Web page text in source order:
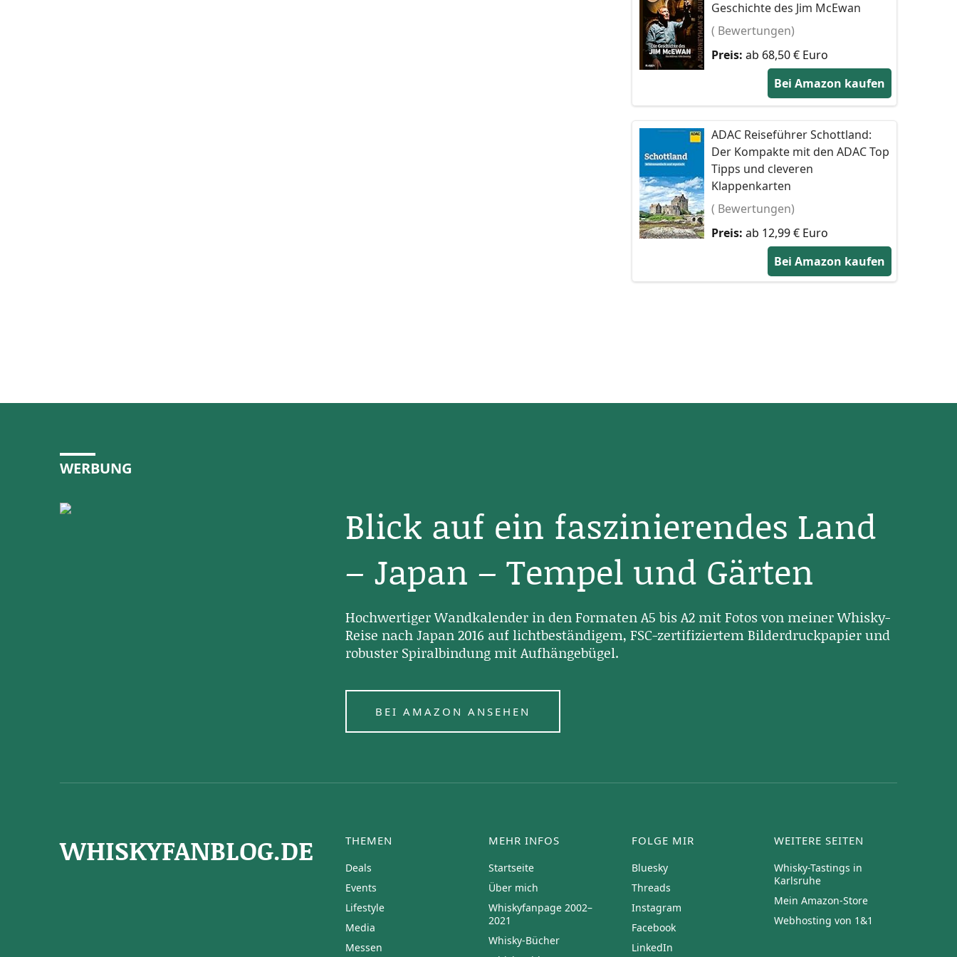
Geschichte des Jim McEwan
( Bewertungen)
Preis: ab 68,50 € Euro
Bei Amazon kaufen
ADAC Reiseführer Schottland:
Der Kompakte mit den ADAC Top
Tipps und cleveren
Klappenkarten
( Bewertungen)
Preis: ab 12,99 € Euro
Bei Amazon kaufen
WERBUNG
Blick auf ein faszinierendes Land
– Japan – Tempel und Gärten
Hochwertiger Wandkalender in den Formaten A5 bis A2 mit Fotos von meiner Whisky-
Reise nach Japan 2016 auf lichtbeständigem, FSC-zertifiziertem Bilderdruckpapier und
robuster Spiralbindung mit Aufhängebügel.
BEI AMAZON ANSEHEN
WHISKYFANBLOG.DE THEMEN
Deals
Events
Lifestyle
Media
Messen
MEHR INFOS
Startseite
Über mich
Whiskyfanpage 2002–
2021
Whisky-Bücher
FOLGE MIR
Bluesky
Threads
Instagram
Facebook
LinkedIn
WEITERE SEITEN
Whisky-Tastings in
Karlsruhe
Mein Amazon-Store
Webhosting von 1&1